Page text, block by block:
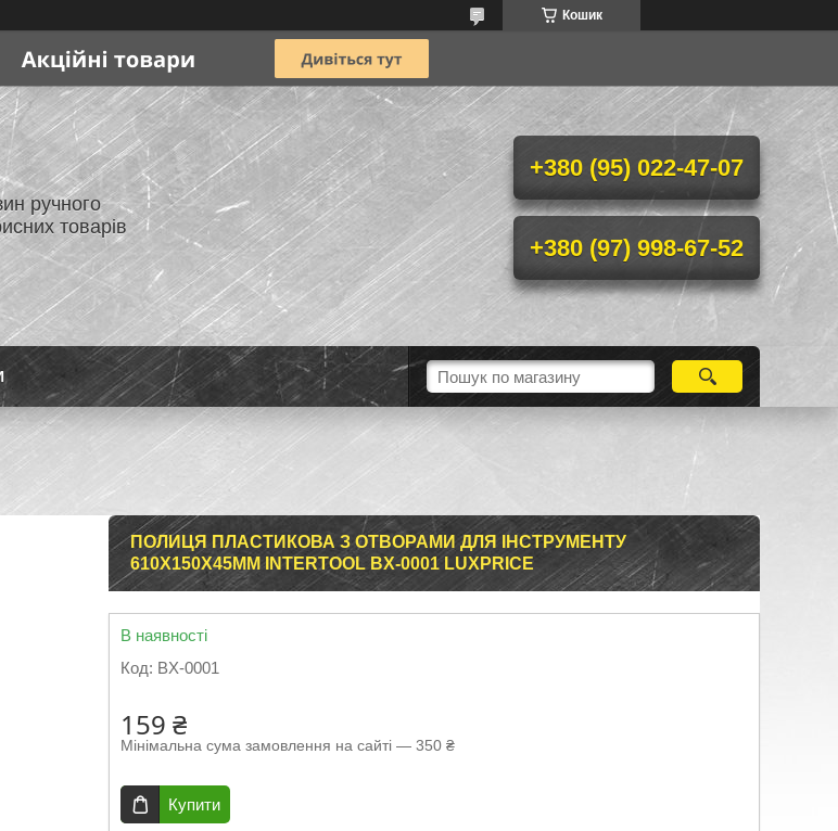
Кошик
ручного
товарів
+380 (95) 022-47-07
+380 (97) 998-67-52
ПОЛИЦЯ ПЛАСТИКОВА З ОТВОРАМИ ДЛЯ ІНСТРУМЕНТУ
610X150X45ММ INTERTOOL BX-0001 LUXPRICE
В наявності
Код: BX-0001
159 ₴
Мінімальна сума замовлення на сайті — 350 ₴
Купити